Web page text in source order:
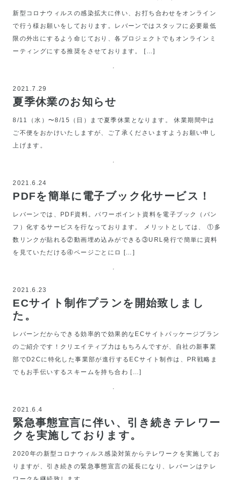
新型コロナウィルスの感染拡大に伴い、お打ち合わせをオンライン
で行う様お願いをしております。レバーンではスタッフに必要最低
限の外出にするよう命じており、各プロジェクトでもオンラインミ
ーティングにする推奨をさせております。 […]
2021.7.29
夏季休業のお知らせ
8/11（水）〜8/15（日）まで夏季休業となります。 休業期間中は
ご不便をおかけいたしますが、ご了承くださいますようお願い申し
上げます。
2021.6.24
PDFを簡単に電子ブック化サービス！
レバーンでは、PDF資料。パワーポイント資料を電子ブック（パン
フ）化するサービスを行なっております。 メリットとしては、 ①多
数リンクが貼れる②動画埋め込みができる③URL発行で簡単に資料
を見ていただける④ページごとにロ […]
2021.6.23
ECサイト制作プランを開始致しまし
た。
レバーンだからできる効率的で効果的なECサイトパッケージプラン
のご紹介です！クリエイティブ力はもちろんですが、自社の新事業
部でD2Cに特化した事業部が進行するECサイト制作は、PR戦略ま
でもお手伝いするスキームを持ち合わ […]
2021.6.4
緊急事態宣言に伴い、引き続きテレワー
クを実施しております。
2020年の新型コロナウィルス感染対策からテレワークを実施してお
りますが、引き続きの緊急事態宣言の延長になり、レバーンはテレ